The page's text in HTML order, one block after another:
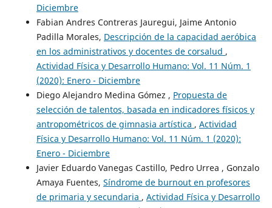
Diciembre
Fabian Andres Contreras Jauregui, Jaime Antonio
Padilla Morales, Descripción de la capacidad aeróbica
en los administrativos y docentes de corsalud ,
Actividad Física y Desarrollo Humano: Vol. 11 Núm. 1
(2020): Enero - Diciembre
Diego Alejandro Medina Gómez , Propuesta de
selección de talentos, basada en indicadores físicos y
antropométricos de gimnasia artística , Actividad
Física y Desarrollo Humano: Vol. 11 Núm. 1 (2020):
Enero - Diciembre
Javier Eduardo Vanegas Castillo, Pedro Urrea , Gonzalo
Amaya Fuentes, Síndrome de burnout en profesores
de primaria y secundaria , Actividad Física y Desarrollo